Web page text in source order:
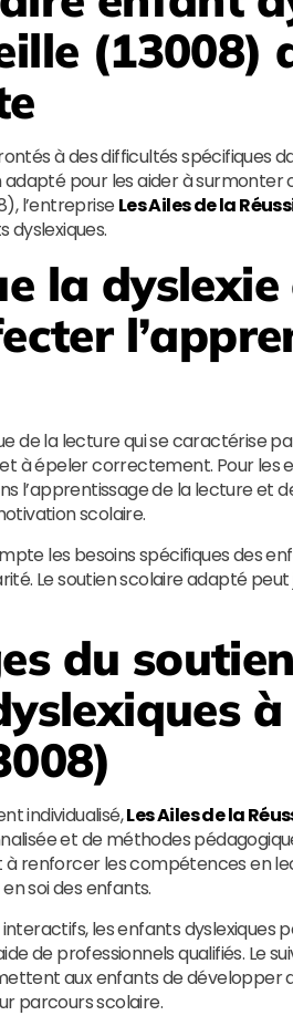
(13008)
à des difficultés spécifiques
pour les aider à surmonter
l’entreprise Les Ailes de la
dyslexiques.
la
de la lecture qui se caractérise
à épeler correctement. Pour les
l’apprentissage de la lecture et
scolaire.
les besoins spécifiques des
Le soutien scolaire adapté
du
individualisé,Les Ailes de la
et de méthodes
à renforcer les compétences en
soi des enfants.
les enfants
de professionnels qualifiés. Le
aux enfants de développer
parcours scolaire.